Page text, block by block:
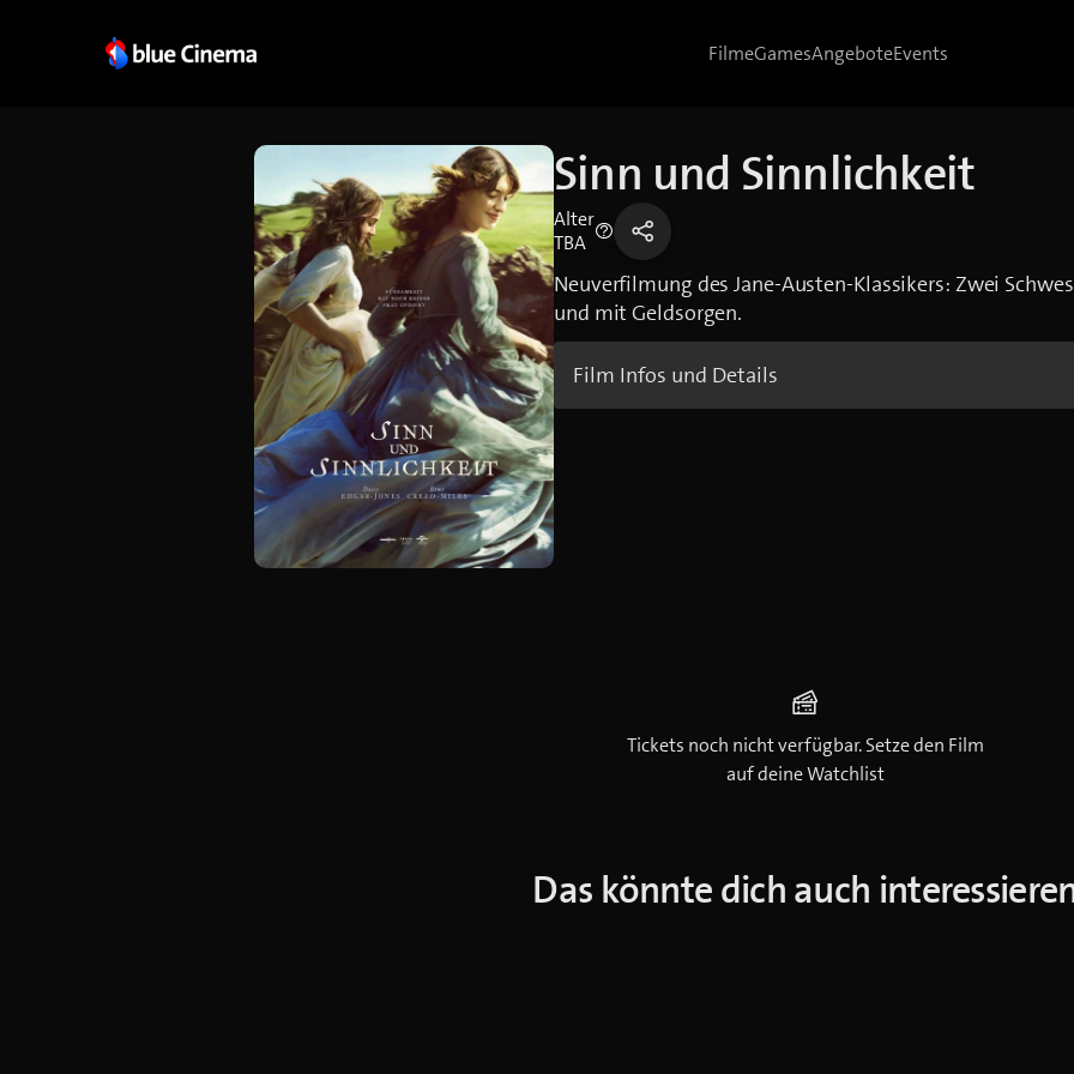
FilmeGamesAngeboteEvents
Sinn und Sinnlichkeit
Alter
TBA
Neuverfilmung des Jane-Austen-Klassikers: Zwei
und mit Geldsorgen.
Film Infos und Details
Tickets noch nicht verfügbar. Setze den Film
auf deine Watchlist
Das könnte dich auch